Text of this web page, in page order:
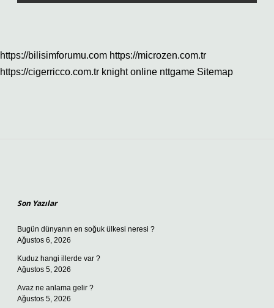
https://bilisimforumu.com https://microzen.com.tr
https://cigerricco.com.tr knight online nttgame Sitemap
Son Yazılar
Bugün dünyanın en soğuk ülkesi neresi ?
Ağustos 6, 2026
Kuduz hangi illerde var ?
Ağustos 5, 2026
Avaz ne anlama gelir ?
Ağustos 5, 2026